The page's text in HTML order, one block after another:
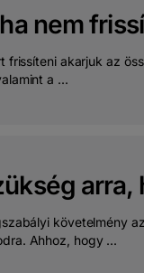
nem
frissíteni akarjuk az
a ...
arra,
követelmény
Ahhoz, hogy ...